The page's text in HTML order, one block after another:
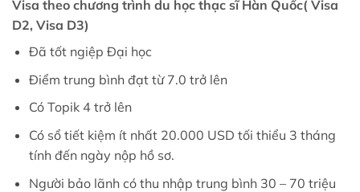
Visa theo chương trình du học thạc sĩ Hàn Quốc( Visa
D2, Visa D3)
Đã tốt ngiệp Đại học
Điểm trung bình đạt từ 7.0 trở lên
Có Topik 4 trở lên
Có sổ tiết kiệm ít nhất 20.000 USD tối thiểu 3 tháng
tính đến ngày nộp hồ sơ.
Người bảo lãnh có thu nhập trung bình 30 – 70 triệu